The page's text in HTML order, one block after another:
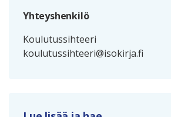
Yhteyshenkilö
Koulutussihteeri
koulutussihteeri@isokirja.fi